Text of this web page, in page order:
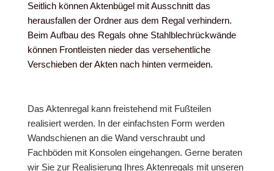
Seitlich können Aktenbügel mit Ausschnitt das
herausfallen der Ordner aus dem Regal verhindern.
Beim Aufbau des Regals ohne Stahlblechrückwände
können Frontleisten nieder das versehentliche
Verschieben der Akten nach hinten vermeiden.
Das Aktenregal kann freistehend mit Fußteilen
realisiert werden. In der einfachsten Form werden
Wandschienen an die Wand verschraubt und
Fachböden mit Konsolen eingehangen. Gerne beraten
wir Sie zur Realisierung Ihres Aktenregals mit unseren